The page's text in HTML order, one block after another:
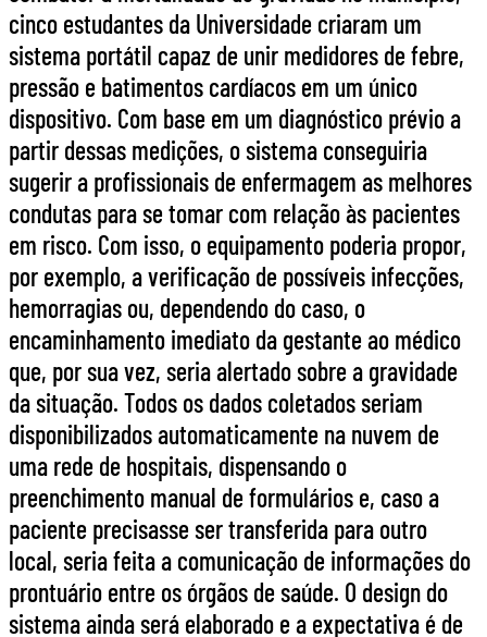
cinco estudantes da Universidade criaram um
sistema portátil capaz de unir medidores de febre,
pressão e batimentos cardíacos em um único
dispositivo. Com base em um diagnóstico prévio a
partir dessas medições, o sistema conseguiria
sugerir a profissionais de enfermagem as melhores
condutas para se tomar com relação às pacientes
em risco. Com isso, o equipamento poderia propor,
por exemplo, a verificação de possíveis infecções,
hemorragias ou, dependendo do caso, o
encaminhamento imediato da gestante ao médico
que, por sua vez, seria alertado sobre a gravidade
da situação. Todos os dados coletados seriam
disponibilizados automaticamente na nuvem de
uma rede de hospitais, dispensando o
preenchimento manual de formulários e, caso a
paciente precisasse ser transferida para outro
local, seria feita a comunicação de informações do
prontuário entre os órgãos de saúde. O design do
sistema ainda será elaborado e a expectativa é de